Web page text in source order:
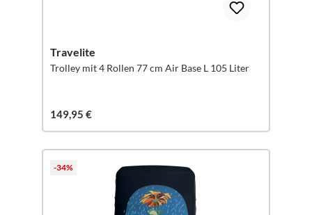
Travelite
Trolley mit 4 Rollen 77 cm Air Base L 105 Liter
149,95 €
-34%